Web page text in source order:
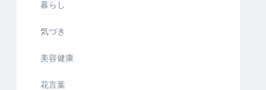
暮らし
気づき
美容健康
花言葉